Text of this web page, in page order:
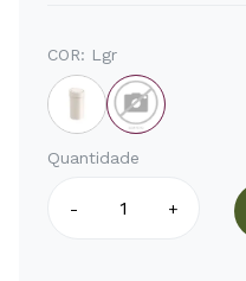
COR: Lgr
Quantidade
- +